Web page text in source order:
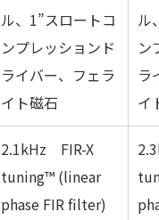
ル、1”スロートコ
ンプレッションド
ライバー、フェラ
イト磁石
ル
ン
ラ
イ
2.1kHz FIR-X
tuning™ (linear
phase FIR filter)